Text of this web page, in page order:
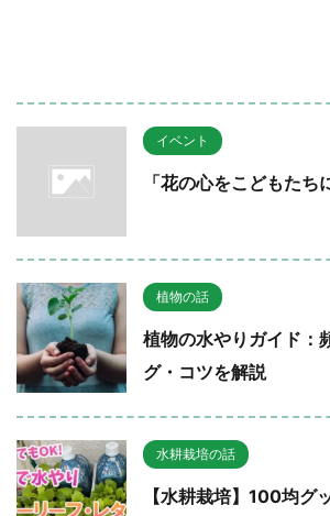
イベント
「花の心をこどもたち
植物の話
植物の水やりガイド：
グ・コツを解説
水耕栽培の話
【水耕栽培】100均グ